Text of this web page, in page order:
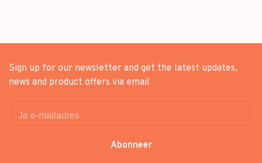
Sign up for our newsletter and get the latest updates,
news and product offers via email
Abonneer